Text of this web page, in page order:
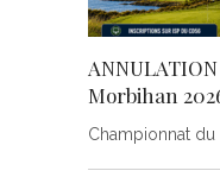
Morbihan
Championnat